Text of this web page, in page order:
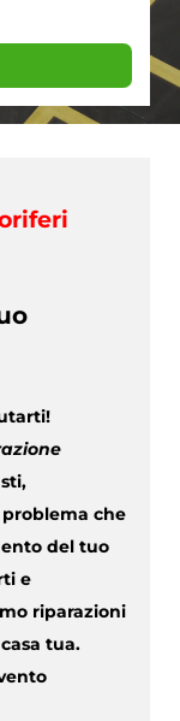
che
del tuo
e
riparazioni
tua.